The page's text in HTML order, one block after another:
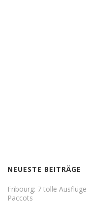
NEUESTE BEITRÄGE
Fribourg: 7 tolle
Paccots